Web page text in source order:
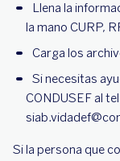
Llena la
la mano CURP,
Carga los
Si necesitas
CONDUSEF al
Si la persona que